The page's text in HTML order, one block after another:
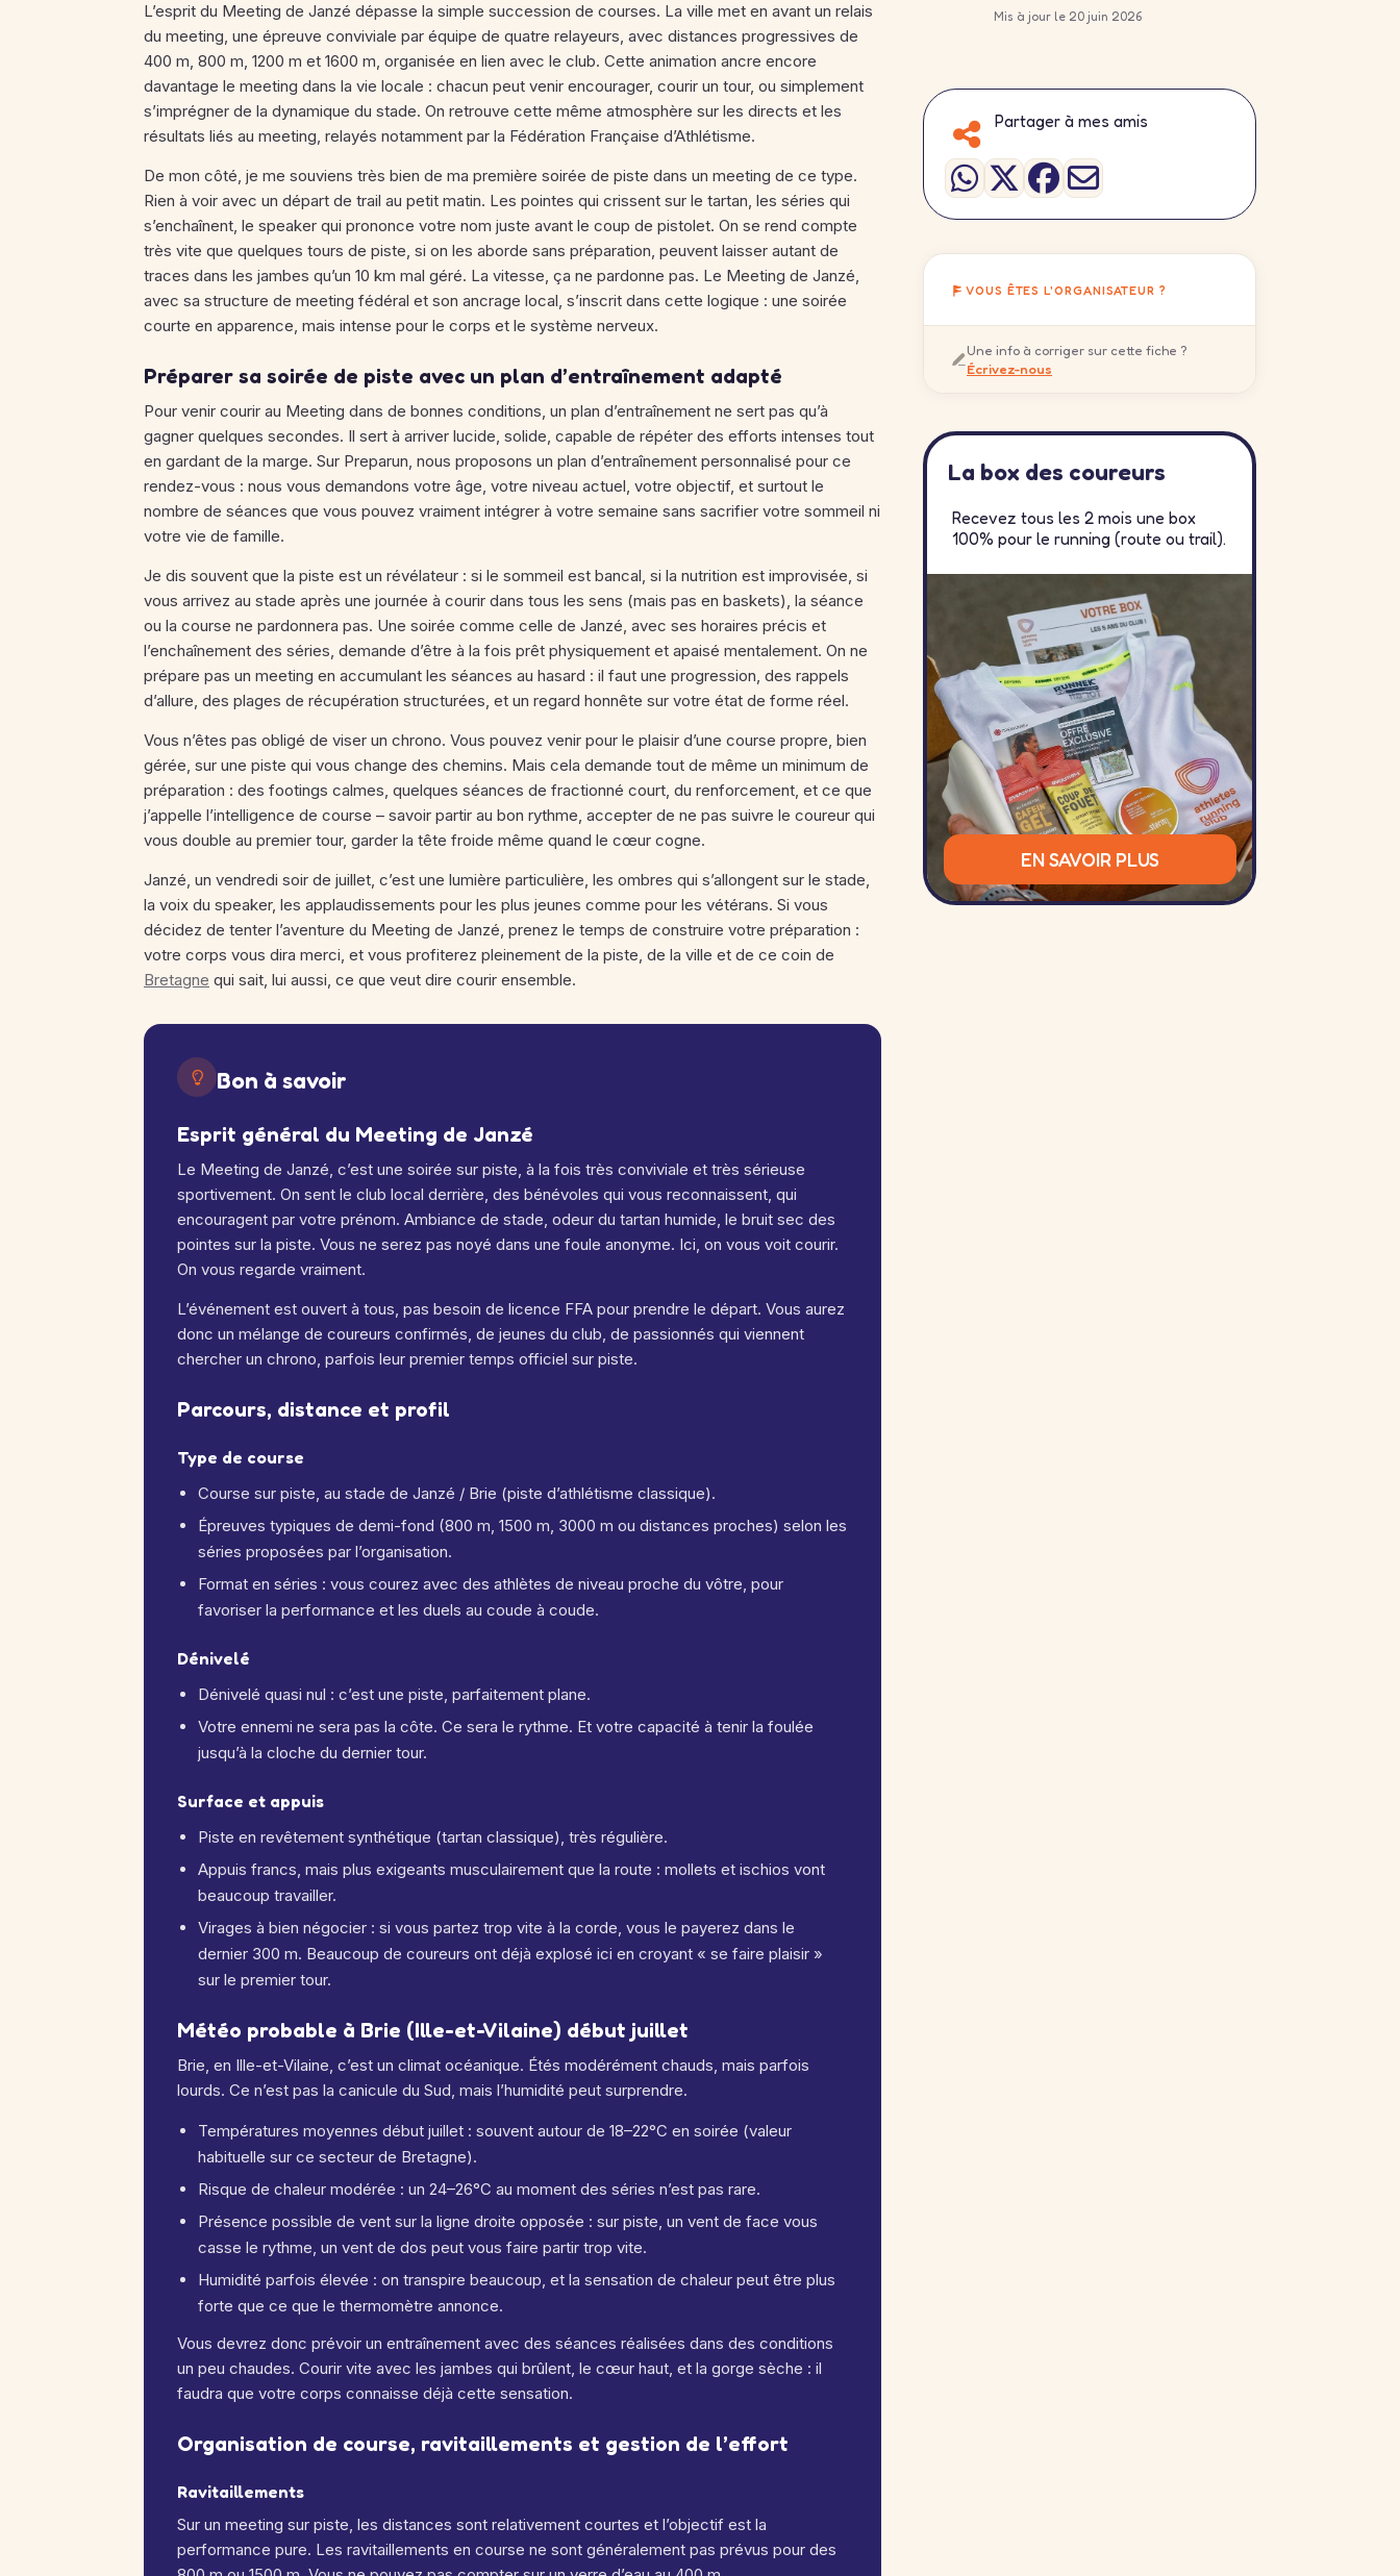
L’esprit du Meeting de Janzé dépasse la simple succession de courses. La ville met en avant un relais
du meeting, une épreuve conviviale par équipe de quatre relayeurs, avec distances progressives de
400 m, 800 m, 1200 m et 1600 m, organisée en lien avec le club. Cette animation ancre encore
davantage le meeting dans la vie locale : chacun peut venir encourager, courir un tour, ou simplement
s’imprégner de la dynamique du stade. On retrouve cette même atmosphère sur les directs et les
résultats liés au meeting, relayés notamment par la Fédération Française d’Athlétisme.
De mon côté, je me souviens très bien de ma première soirée de piste dans un meeting de ce type.
Rien à voir avec un départ de trail au petit matin. Les pointes qui crissent sur le tartan, les séries qui
s’enchaînent, le speaker qui prononce votre nom juste avant le coup de pistolet. On se rend compte
très vite que quelques tours de piste, si on les aborde sans préparation, peuvent laisser autant de
traces dans les jambes qu’un 10 km mal géré. La vitesse, ça ne pardonne pas. Le Meeting de Janzé,
avec sa structure de meeting fédéral et son ancrage local, s’inscrit dans cette logique : une soirée
courte en apparence, mais intense pour le corps et le système nerveux.
Préparer sa soirée de piste avec un plan d’entraînement adapté
Pour venir courir au Meeting dans de bonnes conditions, un plan d’entraînement ne sert pas qu’à
gagner quelques secondes. Il sert à arriver lucide, solide, capable de répéter des efforts intenses tout
en gardant de la marge. Sur Preparun, nous proposons un plan d’entraînement personnalisé pour ce
rendez-vous : nous vous demandons votre âge, votre niveau actuel, votre objectif, et surtout le
nombre de séances que vous pouvez vraiment intégrer à votre semaine sans sacrifier votre sommeil ni
votre vie de famille.
Je dis souvent que la piste est un révélateur : si le sommeil est bancal, si la nutrition est improvisée, si
vous arrivez au stade après une journée à courir dans tous les sens (mais pas en baskets), la séance
ou la course ne pardonnera pas. Une soirée comme celle de Janzé, avec ses horaires précis et
l’enchaînement des séries, demande d’être à la fois prêt physiquement et apaisé mentalement. On ne
prépare pas un meeting en accumulant les séances au hasard : il faut une progression, des rappels
d’allure, des plages de récupération structurées, et un regard honnête sur votre état de forme réel.
Vous n’êtes pas obligé de viser un chrono. Vous pouvez venir pour le plaisir d’une course propre, bien
gérée, sur une piste qui vous change des chemins. Mais cela demande tout de même un minimum de
préparation : des footings calmes, quelques séances de fractionné court, du renforcement, et ce que
j’appelle l’intelligence de course – savoir partir au bon rythme, accepter de ne pas suivre le coureur qui
vous double au premier tour, garder la tête froide même quand le cœur cogne.
Janzé, un vendredi soir de juillet, c’est une lumière particulière, les ombres qui s’allongent sur le stade,
la voix du speaker, les applaudissements pour les plus jeunes comme pour les vétérans. Si vous
décidez de tenter l’aventure du Meeting de Janzé, prenez le temps de construire votre préparation :
votre corps vous dira merci, et vous profiterez pleinement de la piste, de la ville et de ce coin de
Bretagne qui sait, lui aussi, ce que veut dire courir ensemble.
Bon à savoir
Esprit général du Meeting de Janzé
Le Meeting de Janzé, c’est une soirée sur piste, à la fois très conviviale et très sérieuse
sportivement. On sent le club local derrière, des bénévoles qui vous reconnaissent, qui
encouragent par votre prénom. Ambiance de stade, odeur du tartan humide, le bruit sec des
pointes sur la piste. Vous ne serez pas noyé dans une foule anonyme. Ici, on vous voit courir.
On vous regarde vraiment.
L’événement est ouvert à tous, pas besoin de licence FFA pour prendre le départ. Vous aurez
donc un mélange de coureurs confirmés, de jeunes du club, de passionnés qui viennent
chercher un chrono, parfois leur premier temps officiel sur piste.
Parcours, distance et profil
Type de course
Course sur piste, au stade de Janzé / Brie (piste d’athlétisme classique).
Épreuves typiques de demi-fond (800 m, 1500 m, 3000 m ou distances proches) selon les
séries proposées par l’organisation.
Format en séries : vous courez avec des athlètes de niveau proche du vôtre, pour
favoriser la performance et les duels au coude à coude.
Dénivelé
Dénivelé quasi nul : c’est une piste, parfaitement plane.
Votre ennemi ne sera pas la côte. Ce sera le rythme. Et votre capacité à tenir la foulée
jusqu’à la cloche du dernier tour.
Surface et appuis
Piste en revêtement synthétique (tartan classique), très régulière.
Appuis francs, mais plus exigeants musculairement que la route : mollets et ischios vont
beaucoup travailler.
Virages à bien négocier : si vous partez trop vite à la corde, vous le payerez dans le
dernier 300 m. Beaucoup de coureurs ont déjà explosé ici en croyant « se faire plaisir »
sur le premier tour.
Météo probable à Brie (Ille-et-Vilaine) début juillet
Brie, en Ille-et-Vilaine, c’est un climat océanique. Étés modérément chauds, mais parfois
lourds. Ce n’est pas la canicule du Sud, mais l’humidité peut surprendre.
Températures moyennes début juillet : souvent autour de 18–22°C en soirée (valeur
habituelle sur ce secteur de Bretagne).
Risque de chaleur modérée : un 24–26°C au moment des séries n’est pas rare.
Présence possible de vent sur la ligne droite opposée : sur piste, un vent de face vous
casse le rythme, un vent de dos peut vous faire partir trop vite.
Humidité parfois élevée : on transpire beaucoup, et la sensation de chaleur peut être plus
forte que ce que le thermomètre annonce.
Vous devrez donc prévoir un entraînement avec des séances réalisées dans des conditions
un peu chaudes. Courir vite avec les jambes qui brûlent, le cœur haut, et la gorge sèche : il
faudra que votre corps connaisse déjà cette sensation.
Organisation de course, ravitaillements et gestion de l’effort
Ravitaillements
Sur un meeting sur piste, les distances sont relativement courtes et l’objectif est la
performance pure. Les ravitaillements en course ne sont généralement pas prévus pour des
Mis à jour le 20 juin 2026
Partager à mes amis
VOUS ÊTES L'ORGANISATEUR ?
Une info à corriger sur cette fiche ?
Écrivez-nous
La box des coureurs
Recevez tous les 2 mois une box
100% pour le running (route ou trail).
EN SAVOIR PLUS